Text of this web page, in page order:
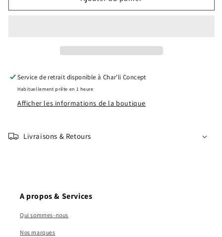
Bague
Bague
Service de retrait disponible à Char'li Concept
Habituellement prête en 1 heure
Afficher les informations de la boutique
Livraisons & Retours
A propos & Services
Qui sommes-nous
Nos marques